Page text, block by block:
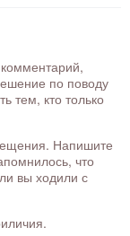
по поводу
тем, кто только
Напишите
что
вы ходили с